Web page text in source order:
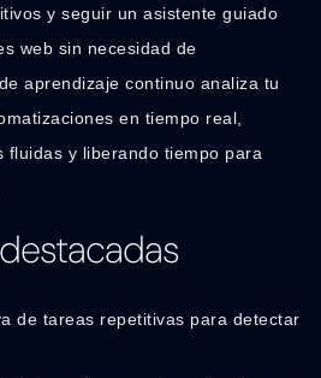
y seguir un asistente guiado
web sin necesidad de
aprendizaje continuo analiza tu
en tiempo real,
fluidas y liberando tiempo para
de tareas repetitivas para detectar